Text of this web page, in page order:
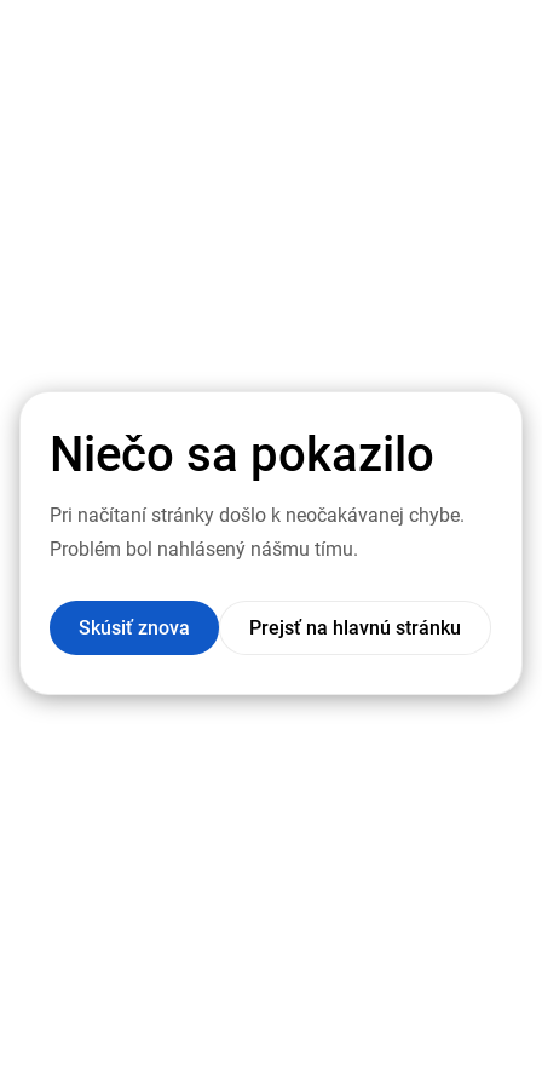
Niečo sa pokazilo
Pri načítaní stránky došlo k neočakávanej chybe.
Problém bol nahlásený nášmu tímu.
Skúsiť znova Prejsť na hlavnú stránku